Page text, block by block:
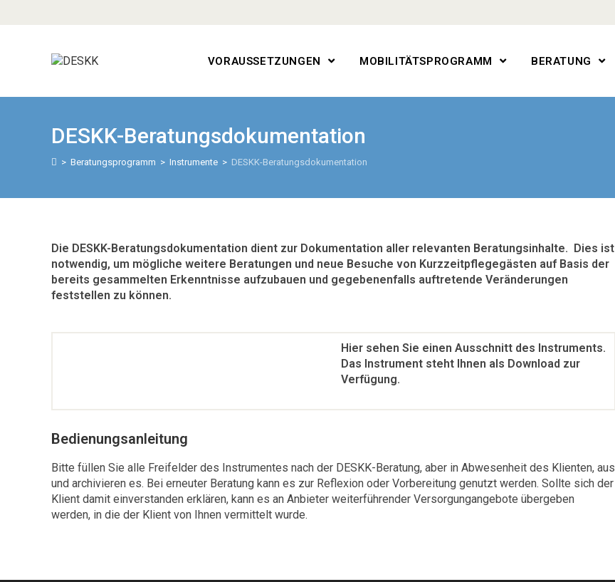
VORAUSSETZUNGEN MOBILITÄTSPROGRAMM BERATUNG
DESKK-Beratungsdokumentation
> Beratungsprogramm > Instrumente > DESKK-Beratungsdokumentation
Die DESKK-Beratungsdokumentation dient zur Dokumentation aller relevanten Beratungsinhalte. Dies ist
notwendig, um mögliche weitere Beratungen und neue Besuche von Kurzzeitpflegegästen auf Basis der
bereits gesammelten Erkenntnisse aufzubauen und gegebenenfalls auftretende Veränderungen
feststellen zu können.
Hier sehen Sie einen Ausschnitt des Instruments.
Das Instrument steht Ihnen als Download zur
Verfügung.
Bedienungsanleitung
Bitte füllen Sie alle Freifelder des Instrumentes nach der DESKK-Beratung, aber in Abwesenheit des Klienten, aus
und archivieren es. Bei erneuter Beratung kann es zur Reflexion oder Vorbereitung genutzt werden. Sollte sich der
Klient damit einverstanden erklären, kann es an Anbieter weiterführender Versorgungangebote übergeben
werden, in die der Klient von Ihnen vermittelt wurde.